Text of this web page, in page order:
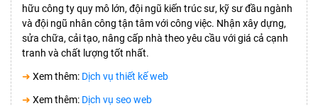
hữu công ty quy mô lớn, đội ngũ kiến trúc sư, kỹ sư đầu ngành
và đội ngũ nhân công tận tâm với công việc. Nhận xây dựng,
sửa chữa, cải tạo, nâng cấp nhà theo yêu cầu với giá cả cạnh
tranh và chất lượng tốt nhất.
➜ Xem thêm: Dịch vụ thiết kế web
➜ Xem thêm: Dịch vụ seo web